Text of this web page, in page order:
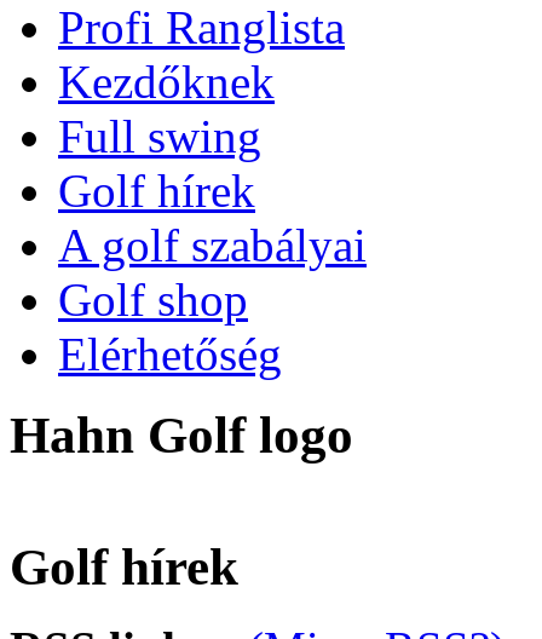
Profi Ranglista
Kezdőknek
Full swing
Golf hírek
A golf szabályai
Golf shop
Elérhetőség
Hahn Golf logo
Golf hírek